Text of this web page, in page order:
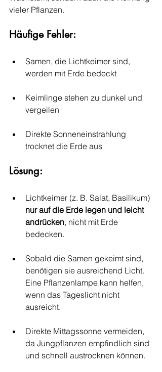
vieler Pflanzen.
Häufige Fehler:
Samen, die Lichtkeimer sind,
werden mit Erde bedeckt
Keimlinge stehen zu dunkel und
vergeilen
Direkte Sonneneinstrahlung
trocknet die Erde aus
Lösung:
Lichtkeimer (z. B. Salat, Basilikum)
nur auf die Erde legen und leicht
andrücken, nicht mit Erde
bedecken.
Sobald die Samen gekeimt sind,
benötigen sie ausreichend Licht.
Eine Pflanzenlampe kann helfen,
wenn das Tageslicht nicht
ausreicht.
Direkte Mittagssonne vermeiden,
da Jungpflanzen empfindlich sind
und schnell austrocknen können.